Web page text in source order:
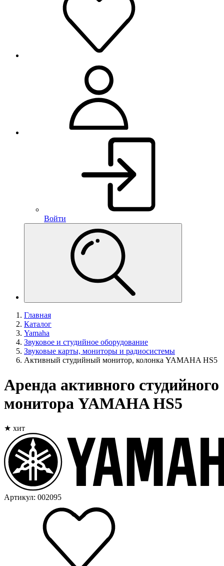
Войти
Главная
Каталог
Yamaha
Звуковое и студийное оборудование
Звуковые карты, мониторы и радиосистемы
Активный студийный монитор, колонка YAMAHA HS5
Аренда активного студийного
монитора YAMAHA HS5
★ хит
Артикул: 002095